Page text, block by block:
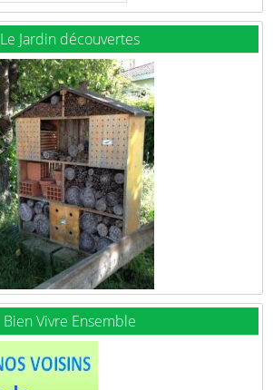
Le Jardin découvertes
Bien Vivre Ensemble